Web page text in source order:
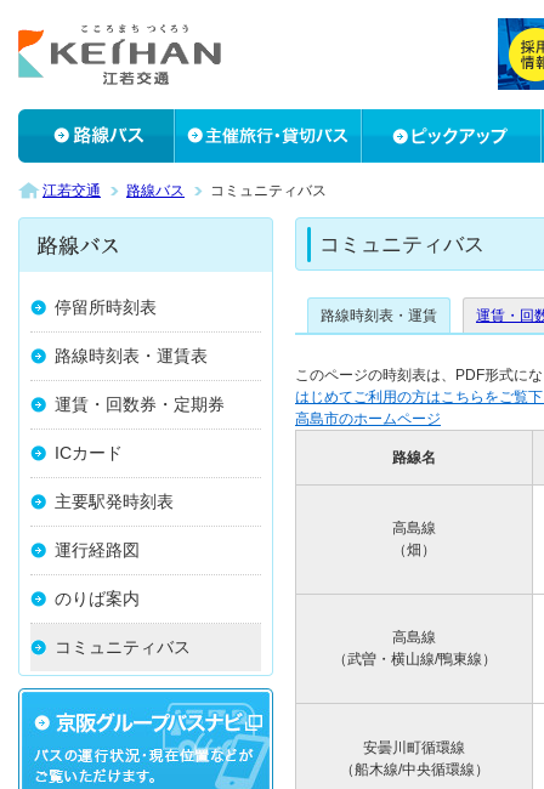
江若交通 路線バス コミュニティバス
停留所時刻表
路線時刻表・運賃表
運賃・回数券・定期券
ICカード
主要駅発時刻表
運行経路図
のりば案内
コミュニティバス
コミュニティバス
路線時刻表・運賃 運賃・回
このページの時刻表は、PDF形式に
はじめてご利用の方はこちらをご覧
高島市のホームページ
路線名
高島線
（畑）
高島線
（武曽・横山線/鴨東線）
安曇川町循環線
（船木線/中央循環線）